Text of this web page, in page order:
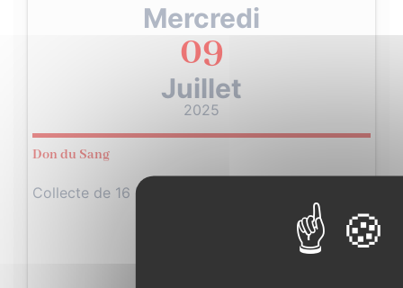
Mercredi
09
Juillet
2025
Don du Sang
Collecte de 16 heures à 19 heures…